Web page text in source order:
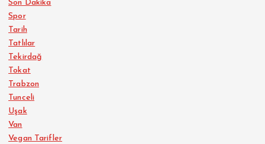
Son Dakika
Spor
Tarih
Tatlılar
Tekirdağ
Tokat
Trabzon
Tunceli
Uşak
Van
Vegan Tarifler